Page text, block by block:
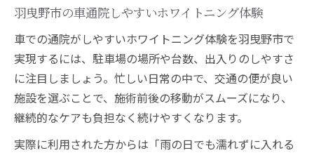
羽曳野市の車通院しやすいホワイトニング体験
車での通院がしやすいホワイトニング体験を羽曳野市で
実現するには、駐車場の場所や台数、出入りのしやすさ
に注目しましょう。忙しい日常の中で、交通の便が良い
施設を選ぶことで、施術前後の移動がスムーズになり、
継続的なケアも負担なく続けやすくなります。
実際に利用された方からは「雨の日でも濡れずに入れる